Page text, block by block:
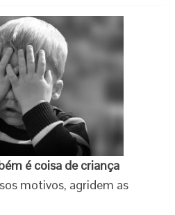
é coisa de criança
motivos, agridem as